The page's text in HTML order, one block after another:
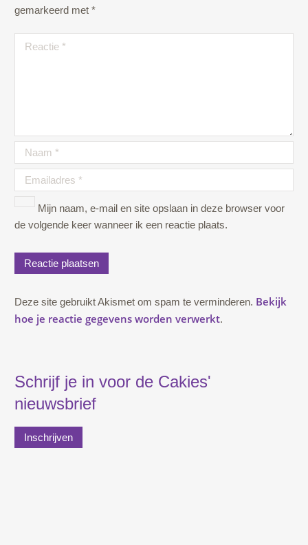
gemarkeerd met *
Mijn naam, e-mail en site opslaan in deze browser voor
de volgende keer wanneer ik een reactie plaats.
Deze site gebruikt Akismet om spam te verminderen. Bekijk
hoe je reactie gegevens worden verwerkt.
Schrijf je in voor de Cakies'
nieuwsbrief
Inschrijven